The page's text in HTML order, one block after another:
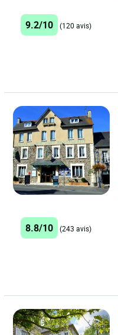
9.2/10 (120 avis)
8.8/10 (243 avis)